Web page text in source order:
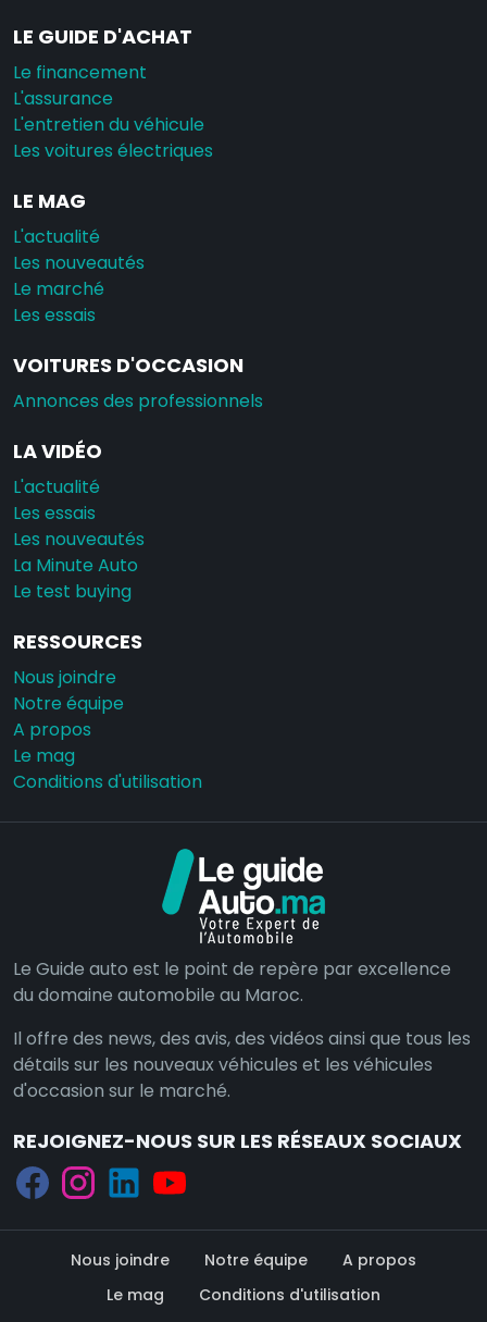
LE GUIDE D'ACHAT
Le financement
L'assurance
L'entretien du véhicule
Les voitures électriques
LE MAG
L'actualité
Les nouveautés
Le marché
Les essais
VOITURES D'OCCASION
Annonces des professionnels
LA VIDÉO
L'actualité
Les essais
Les nouveautés
La Minute Auto
Le test buying
RESSOURCES
Nous joindre
Notre équipe
A propos
Le mag
Conditions d'utilisation
Le Guide auto est le point de repère par excellence
du domaine automobile au Maroc.
Il offre des news, des avis, des vidéos ainsi que tous les
détails sur les nouveaux véhicules et les véhicules
d'occasion sur le marché.
REJOIGNEZ-NOUS SUR LES RÉSEAUX SOCIAUX
Nous joindre Notre équipe
A propos
Le mag
Conditions d'utilisation